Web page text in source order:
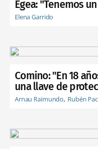
Egea: "Tenemos
Elena Garrido
Comino: "En 18
una llave de
Arnau Raimundo Rubén